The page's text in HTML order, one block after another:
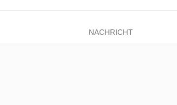
NACHRICHT